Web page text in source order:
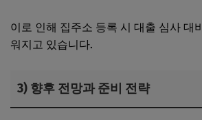
이로 인해 집주소 등록 시 대출 심사 대
워지고 있습니다.
3) 향후 전망과 준비 전략